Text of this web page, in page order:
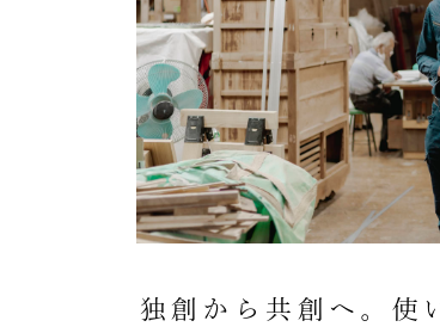
独創から共創へ。使